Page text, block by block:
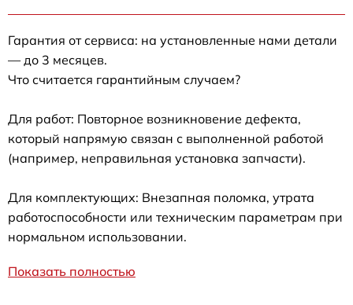
Гарантия от сервиса: на установленные нами детали
— до 3 месяцев.
Что считается гарантийным случаем?
Для работ: Повторное возникновение дефекта,
который напрямую связан с выполненной работой
(например, неправильная установка запчасти).
Для комплектующих: Внезапная поломка, утрата
работоспособности или техническим параметрам при
нормальном использовании.
Показать полностью